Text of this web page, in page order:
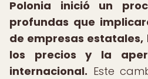
Polonia inició un
profundas que
de empresas
los precios y la
internacional. Este